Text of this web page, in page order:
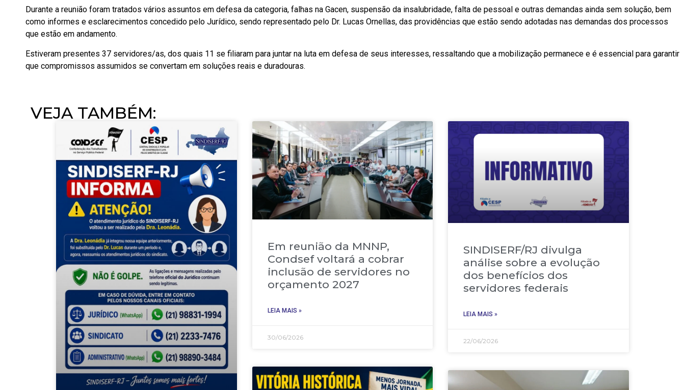
Durante a reunião foram tratados vários assuntos em defesa da categoria, falhas na Gacen, suspensão da insalubridade, falta de pessoal e outras demandas ainda sem solução, bem
como informes e esclarecimentos concedido pelo Jurídico, sendo representado pelo Dr. Lucas Ornellas, das providências que estão sendo adotadas nas demandas dos processos
que estão em andamento.
Estiveram presentes 37 servidores/as, dos quais 11 se filiaram para juntar na luta em defesa de seus interesses, ressaltando que a mobilização permanece e é essencial para garantir
que compromissos assumidos se convertam em soluções reais e duradouras.
VEJA TAMBÉM:​
Em reunião da MNNP,
Condsef voltará a cobrar
inclusão de servidores no
orçamento 2027
LEIA MAIS »
30/06/2026
SINDISERF/RJ divulga
análise sobre a evolução
dos benefícios dos
servidores federais
LEIA MAIS »
22/06/2026